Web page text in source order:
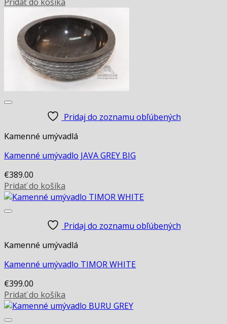
Pridaj do zoznamu obľúbených
Kamenné umývadlá
Kamenné umývadlo JAVA GREY BIG
€389.00
Pridať do košíka
Pridaj do zoznamu obľúbených
Kamenné umývadlá
Kamenné umývadlo TIMOR WHITE
€399.00
Pridať do košíka